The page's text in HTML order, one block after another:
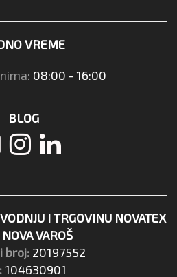
VREME
08:00 - 16:00
BLOG
I TRGOVINU NOVATEX
VAROŠ
broj: 20197552
104630901